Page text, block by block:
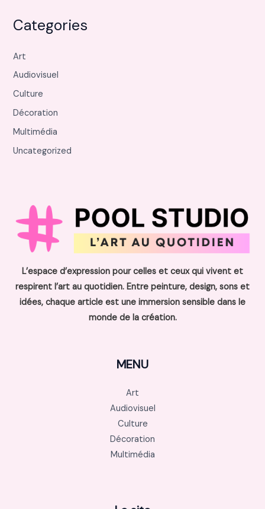
Categories
Art
Audiovisuel
Culture
Décoration
Multimédia
Uncategorized
L’espace d’expression pour celles et ceux qui vivent et
respirent l’art au quotidien. Entre peinture, design, sons et
idées, chaque article est une immersion sensible dans le
monde de la création.
MENU
Art
Audiovisuel
Culture
Décoration
Multimédia